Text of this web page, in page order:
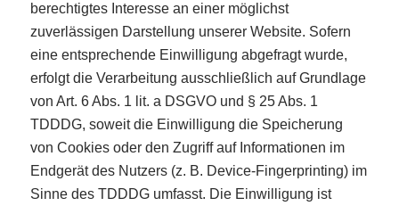
berechtigtes Interesse an einer möglichst
zuverlässigen Darstellung unserer Website. Sofern
eine entsprechende Einwilligung abgefragt wurde,
erfolgt die Verarbeitung ausschließlich auf Grundlage
von Art. 6 Abs. 1 lit. a DSGVO und § 25 Abs. 1
TDDDG, soweit die Einwilligung die Speicherung
von Cookies oder den Zugriff auf Informationen im
Endgerät des Nutzers (z. B. Device-Fingerprinting) im
Sinne des TDDDG umfasst. Die Einwilligung ist